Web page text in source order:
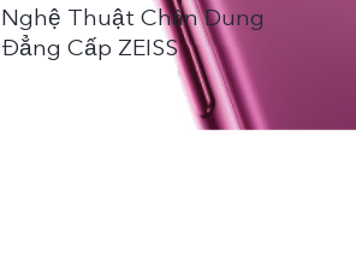
Nghệ Thuật Chân Dung
Đẳng Cấp ZEISS